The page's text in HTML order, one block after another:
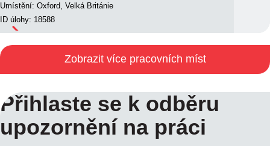
Umístění: Oxford, Velká Británie
ID úlohy: 18588
Zobrazit více pracovních míst
Přihlaste se k odběru
upozornění na práci